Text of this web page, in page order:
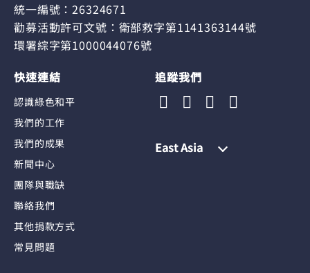
統一編號：26324671
勸募活動許可文號：衛部救字第1141363144號
環署綜字第1000044076號
快速連結
認識綠色和平
我們的工作
我們的成果
新聞中心
團隊與職缺
聯絡我們
其他捐款方式
常見問題
追蹤我們
East Asia